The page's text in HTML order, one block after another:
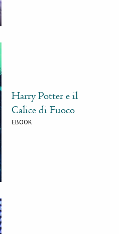
Harry Potter e il
Calice di Fuoco
EBOOK